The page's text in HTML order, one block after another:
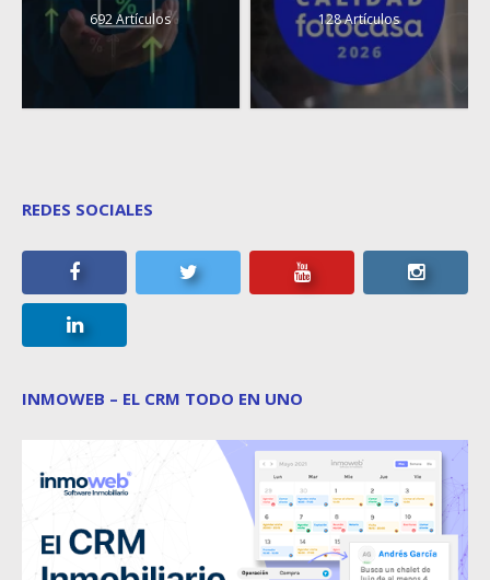
692 Artículos 128 Artículos
REDES SOCIALES
INMOWEB – EL CRM TODO EN UNO